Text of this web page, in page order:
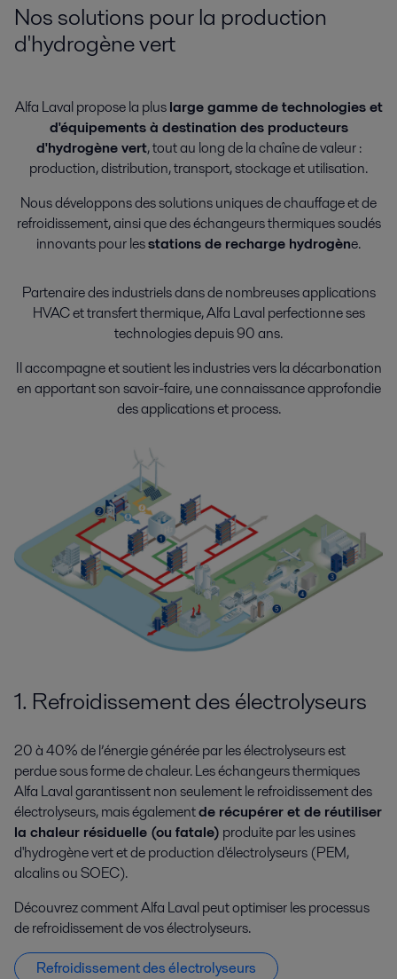
Nos solutions pour la production
d'hydrogène vert
Alfa Laval propose la pluslarge gamme de technologies et
d'équipements à destination des producteurs
d'hydrogène vert, tout au long de la chaîne de valeur :
production, distribution, transport, stockage et utilisation.
Nous développons des solutions uniques de chauffage et de
refroidissement, ainsi que des échangeurs thermiques soudés
innovants pour lesstations de recharge hydrogène.
Partenaire des industriels dans de nombreuses applications
HVAC et transfert thermique, Alfa Laval perfectionne ses
technologies depuis 90 ans.
Il accompagne et soutient les industries vers la décarbonation
en apportant son savoir-faire, une connaissance approfondie
des applications et process.
1. Refroidissement des électrolyseurs
20 à 40% de l’énergie générée par les électrolyseurs est
perdue sous forme de chaleur. Les échangeurs thermiques
Alfa Laval garantissent non seulement le refroidissement des
électrolyseurs, mais égalementde récupérer et de réutiliser
la chaleur résiduelle (ou fatale) produite par les usines
d'hydrogène vert et de production d'électrolyseurs (PEM,
alcalins ou SOEC).
Découvrez comment Alfa Laval peut optimiser les processus
de refroidissement de vos électrolyseurs.
Refroidissement des électrolyseurs